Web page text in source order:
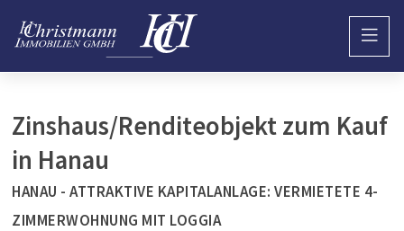
Zinshaus/Renditeobjekt zum Kauf
in Hanau
HANAU - ATTRAKTIVE KAPITALANLAGE: VERMIETETE 4-
ZIMMERWOHNUNG MIT LOGGIA